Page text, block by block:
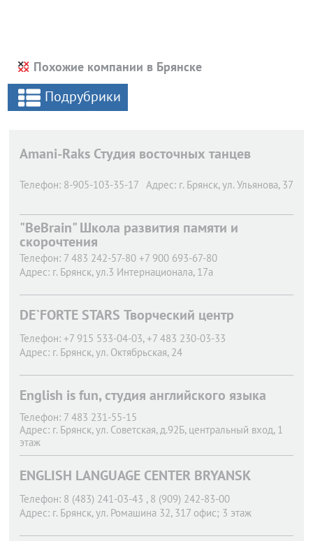
Похожие компании в Брянске
Подрубрики
Amani-Raks Студия восточных танцев
Телефон: 8-905-103-35-17 Адрес: г. Брянск, ул. Ульянова, 37
"BeBrain" Школа развития памяти и
скорочтения
Телефон: 7 483 242-57-80 +7 900 693-67-80
Адрес: г. Брянск, ул.3 Интернационала, 17а
DE`FORTE STARS Творческий центр
Телефон: +7 915 533-04-03, +7 483 230-03-33
Адрес: г. Брянск, ул. Октябрьская, 24
English is fun, студия английского языка
Телефон: 7 483 231-55-15
Адрес: г. Брянск, ул. Советская, д.92Б, центральный вход, 1
этаж
ENGLISH LANGUAGE CENTER BRYANSK
Телефон: 8 (483) 241-03-43 , 8 (909) 242-83-00
Адрес: г. Брянск, ул. Ромашина 32, 317 офис; 3 этаж